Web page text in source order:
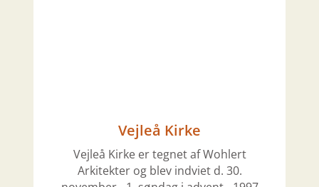
Vejleå Kirke
Vejleå Kirke er tegnet af Wohlert
Arkitekter og blev indviet d. 30.